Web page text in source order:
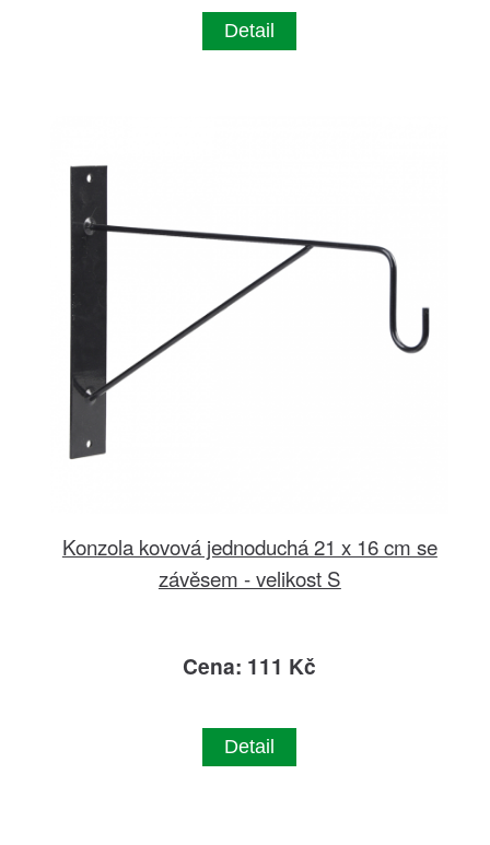
Detail
Konzola kovová jednoduchá 21 x 16 cm se
závěsem - velikost S
Cena: 111 Kč
Detail